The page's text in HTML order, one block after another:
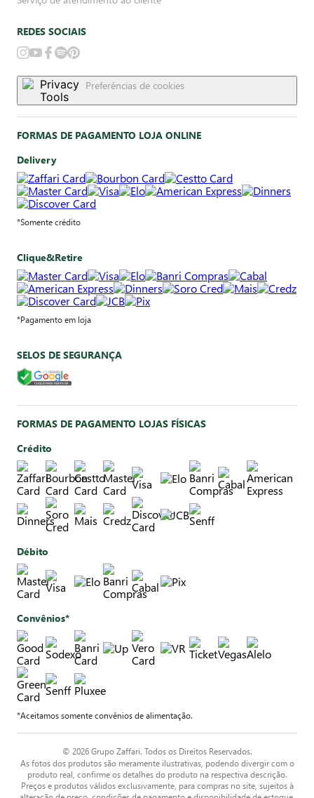
REDES SOCIAIS
Preferências de cookies
FORMAS DE PAGAMENTO LOJA ONLINE
Delivery
*Somente crédito
Clique&Retire
*Pagamento em loja
SELOS DE SEGURANÇA
FORMAS DE PAGAMENTO LOJAS FÍSICAS
Crédito
Débito
Convênios*
*Aceitamos somente convênios de alimentação.
© 2026 Grupo Zaffari. Todos os Direitos Reservados.
As fotos dos produtos são meramente ilustrativas, podendo divergir com o
produto real, confirme os detalhes do produto na respectiva descrição.
Preços e produtos válidos exclusivamente, para compras no site, sujeitos à